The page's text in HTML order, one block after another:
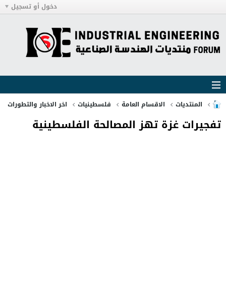
دخول أو تسجيل
المنتديات الاقسام العامة فلسطينيات اخر الاخبار والتطورات
تفجيرات غزة تهز المصالحة الفلسطينية